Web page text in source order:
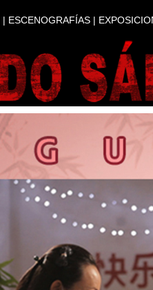
| ESCENOGRAFÍAS |